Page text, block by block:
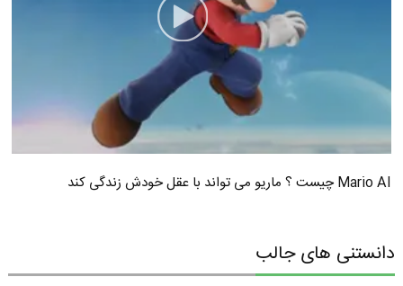
Mario AI چیست ؟ ماریو می تواند با عقل خودش زندگی کند
دانستنی های جالب